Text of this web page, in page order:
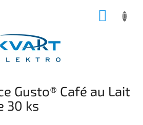
Gusto® Café au Lait
30 ks